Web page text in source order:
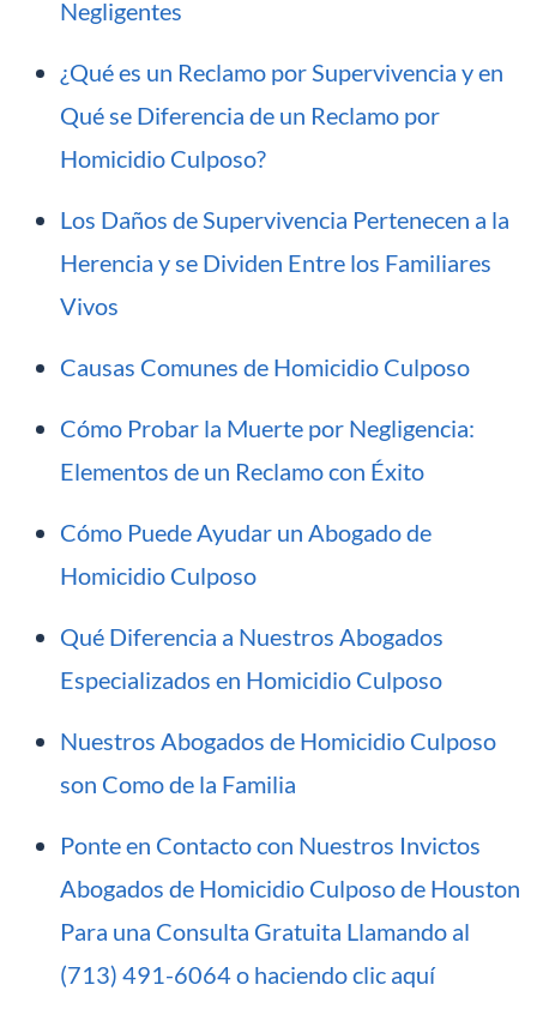
Negligentes
¿Qué es un Reclamo por Supervivencia y en
Qué se Diferencia de un Reclamo por
Homicidio Culposo?
Los Daños de Supervivencia Pertenecen a la
Herencia y se Dividen Entre los Familiares
Vivos
Causas Comunes de Homicidio Culposo
Cómo Probar la Muerte por Negligencia:
Elementos de un Reclamo con Éxito
Cómo Puede Ayudar un Abogado de
Homicidio Culposo
Qué Diferencia a Nuestros Abogados
Especializados en Homicidio Culposo
Nuestros Abogados de Homicidio Culposo
son Como de la Familia
Ponte en Contacto con Nuestros Invictos
Abogados de Homicidio Culposo de Houston
Para una Consulta Gratuita Llamando al
(713) 491-6064 o haciendo clic aquí